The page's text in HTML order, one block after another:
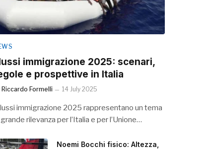
immigrazione 2025: scenari,
e prospettive in Italia
Riccardo Formelli 14 July 2025
immigrazione 2025 rappresentano un tema
rilevanza per l’Italia e per l’Unione…
Noemi Bocchi fisico: Altezza,